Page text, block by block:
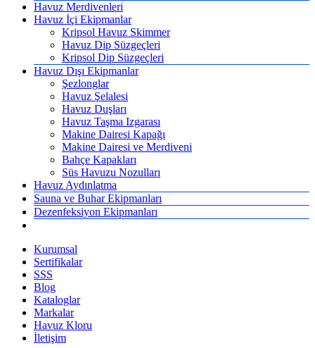
Havuz Merdivenleri
Havuz İçi Ekipmanlar
Kripsol Havuz Skimmer
Havuz Dip Süzgeçleri
Kripsol Dip Süzgeçleri
Havuz Dışı Ekipmanlar
Şezlonglar
Havuz Şelalesi
Havuz Duşları
Havuz Taşma Izgarası
Makine Dairesi Kapağı
Makine Dairesi ve Merdiveni
Bahçe Kapakları
Süs Havuzu Nozulları
Havuz Aydınlatma
Sauna ve Buhar Ekipmanları
Dezenfeksiyon Ekipmanları
Kurumsal
Sertifikalar
SSS
Blog
Kataloglar
Markalar
Havuz Kloru
İletişim